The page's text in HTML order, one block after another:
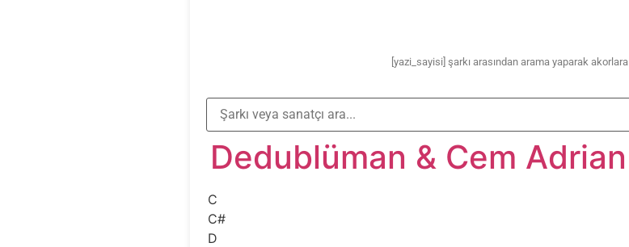
[yazi_sayisi] şarkı arasından arama yaparak
Dedublüman & Cem Adrian
C
C#
D